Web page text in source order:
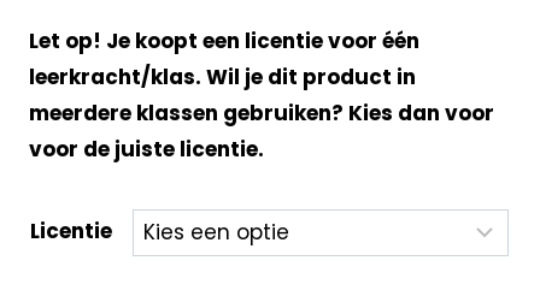
Let op! Je koopt een licentie voor één
leerkracht/klas. Wil je dit product in
meerdere klassen gebruiken? Kies dan voor
voor de juiste licentie.
Licentie